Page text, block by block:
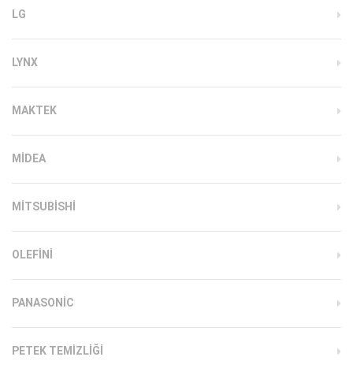
LG
LYNX
MAKTEK
MIDEA
MITSUBISHI
OLEFINI
PANASONIC
PETEK TEMIZLIĞI